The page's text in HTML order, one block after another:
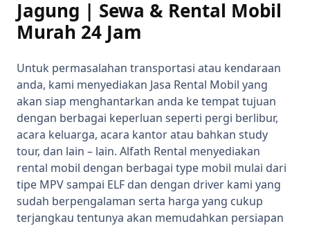
Jagung | Sewa & Rental Mobil
Murah 24 Jam
Untuk permasalahan transportasi atau kendaraan
anda, kami menyediakan Jasa Rental Mobil yang
akan siap menghantarkan anda ke tempat tujuan
dengan berbagai keperluan seperti pergi berlibur,
acara keluarga, acara kantor atau bahkan study
tour, dan lain – lain. Alfath Rental menyediakan
rental mobil dengan berbagai type mobil mulai dari
tipe MPV sampai ELF dan dengan driver kami yang
sudah berpengalaman serta harga yang cukup
terjangkau tentunya akan memudahkan persiapan